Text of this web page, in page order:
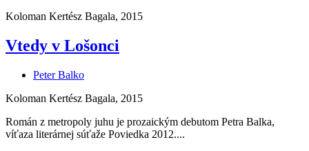
Koloman Kertész Bagala, 2015
Vtedy v Lošonci
Peter Balko
Koloman Kertész Bagala, 2015
Román z metropoly juhu je prozaickým debutom Petra Balka,
víťaza literárnej súťaže Poviedka 2012....